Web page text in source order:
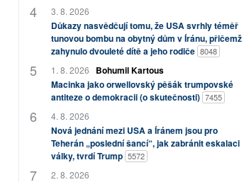
3. 8. 2026
Důkazy nasvědčují tomu, že USA svrhly téměř
tunovou bombu na obytný dům v Íránu, přičemž
zahynulo dvouleté dítě a jeho rodiče 8048
1. 8. 2026
Bohumil Kartous
Macinka jako orwellovský pěšák trumpovské
antiteze o demokracii (o skutečnosti) 7455
4. 8. 2026
Nová jednání mezi USA a Íránem jsou pro
Teherán „poslední šancí“, jak zabránit eskalaci
války, tvrdí Trump 5572
2. 8. 2026